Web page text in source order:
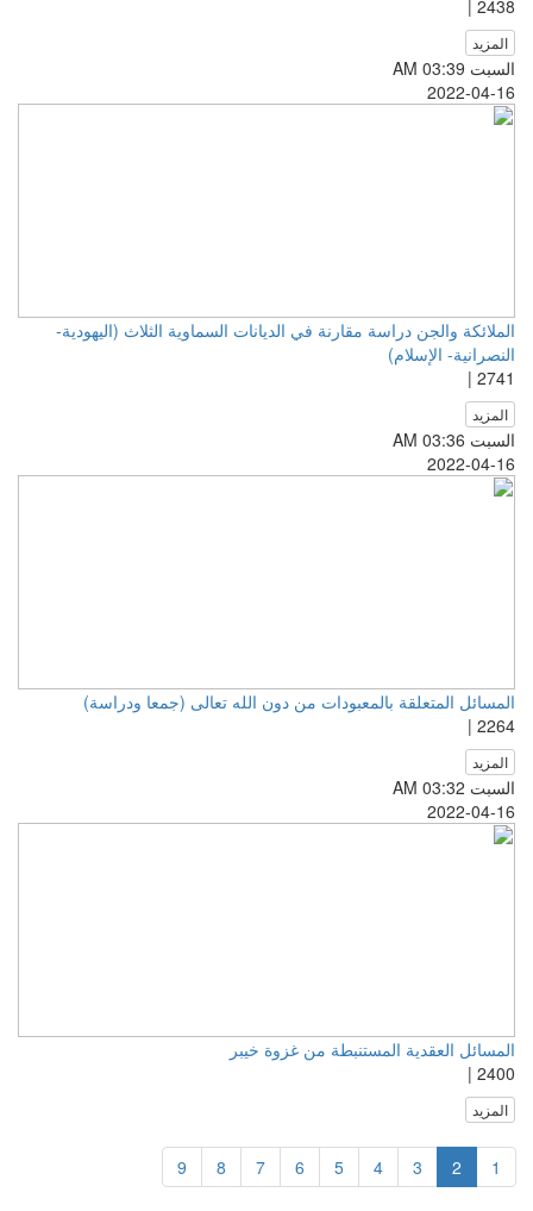
2438 |
المزيد
السبت AM 03:39
2022-04-16
الملائكة والجن دراسة مقارنة في الديانات السماوية الثلاث (اليهودية-
النصرانية- الإسلام)
2741 |
المزيد
السبت AM 03:36
2022-04-16
المسائل المتعلقة بالمعبودات من دون الله تعالى (جمعا ودراسة)
2264 |
المزيد
السبت AM 03:32
2022-04-16
المسائل العقدية المستنبطة من غزوة خيبر
2400 |
المزيد
1
2
3
4
5
6
7
8
9